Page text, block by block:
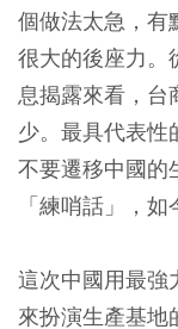
個做法太急，有
很大的後座力。
息揭露來看，台
少。最具代表性
不要遷移中國的
「練哨話」，
這次中國用最強
來扮演生產基地